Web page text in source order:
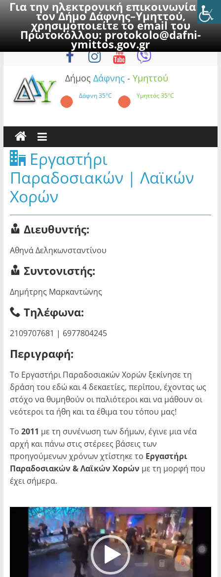
Για την ηλεκτρονική επικοινωνία με
τον Δήμο Δάφνης–Υμηττού,
χρησιμοποιείτε το email του
Πρωτοκόλλου:protokolo@dafni-
ymittos.gov.gr
to
Σάββατο, 8 Αυγούστου 2026
Δήμος Δάφνης - Υμηττού
Δάφνη35°C Υμηττός35°C
Εργαστήρι
Παραδοσιακών | Λαϊκών
Χορών
Διευθυντής:
Αθηνά Δεληκωνσταντίνου
Συντονιστής:
Δημήτρης Μαρκαντώνης
Τηλέφωνα:
2109707681 | 6977804245
Περιγραφή:
Το Εργαστήρι Παραδοσιακών Xορών ξεκίνησε τη
δράση του εδώ και 4 δεκαετίες, περίπου, έχοντας ως
στόχο να θυμηθούν οι παλιότεροι και να μάθουν οι
νεότεροι τα ήθη και τα έθιμα του τόπου μας!
Το 2011 με τη συνένωση των δήμων, έγινε μια νέα
αρχή και πάνω στις στέρεες βάσεις των
προηγούμενων χρόνων χτίστηκε το Εργαστήρι
Παραδοσιακών & Λαϊκών Χορών με τη μορφή που
έχει σήμερα.
Πρόγραμμα
Αναπαραγωγής
Βίντεο